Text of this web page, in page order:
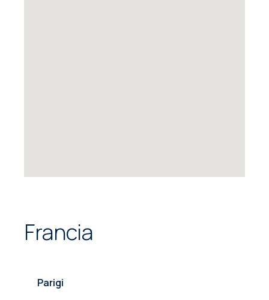
Francia
Parigi